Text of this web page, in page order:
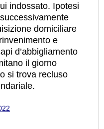
indossato. Ipotesi
domiciliare
e
d’abbigliamento
il giorno
si trova recluso